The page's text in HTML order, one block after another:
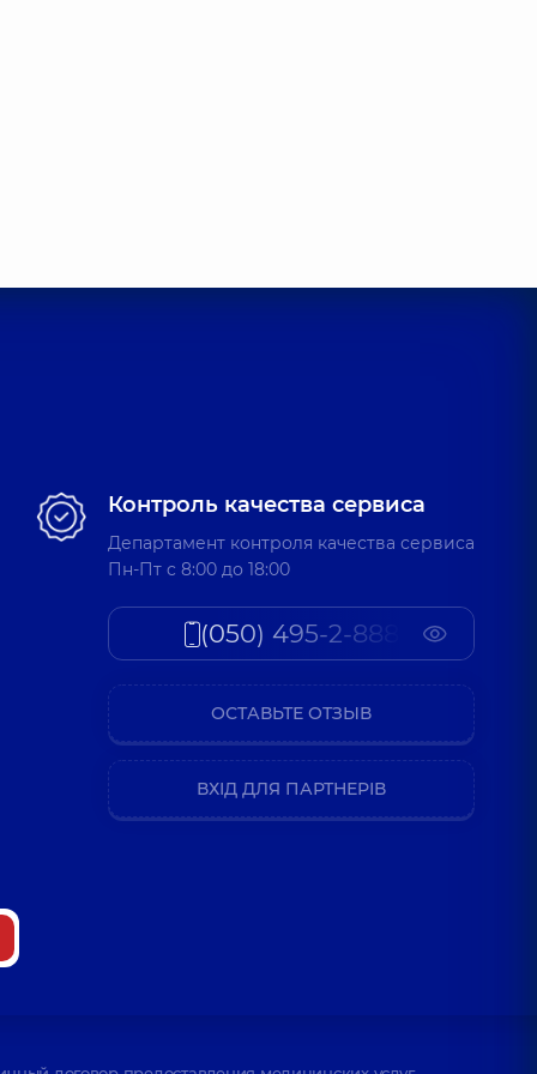
Контроль качества сервиса
Департамент контроля качества сервиса
Пн-Пт c 8:00 до 18:00
(050) 495-2-888
ОСТАВЬТЕ ОТЗЫВ
ВХІД ДЛЯ ПАРТНЕРІВ